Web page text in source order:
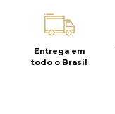
Entrega em
todo o Brasil